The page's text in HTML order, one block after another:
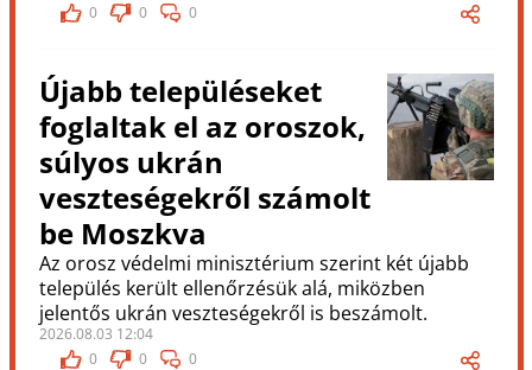
0
0 0
Újabb településeket
foglaltak el az oroszok,
súlyos ukrán
veszteségekről számolt
be Moszkva
Az orosz védelmi minisztérium szerint két újabb
település került ellenőrzésük alá, miközben
jelentős ukrán veszteségekről is beszámolt.
2026.08.03 12:04
0
0 0